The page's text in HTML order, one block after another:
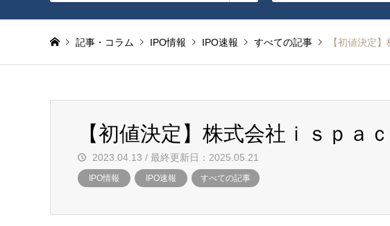
記事・コラム IPO情報 IPO速報 すべての記事 【初値決定
【初値決定】株式会社ｉｓｐａ
2023.04.13 / 最終更新日：2025.05.21
IPO情報 IPO速報 すべての記事